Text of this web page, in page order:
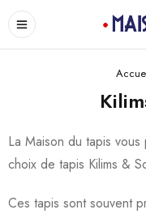
La Maison du tapis
choix de tapis Kilims &
Ces tapis sont souvent